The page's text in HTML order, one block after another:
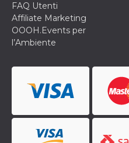
FAQ Utenti
Affiliate Marketing
OOOH.Events per
l’Ambiente